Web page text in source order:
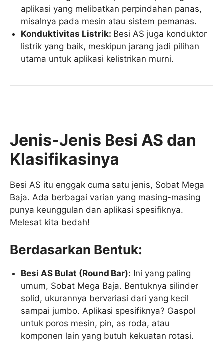
aplikasi yang melibatkan perpindahan panas,
misalnya pada mesin atau sistem pemanas.
Konduktivitas Listrik: Besi AS juga konduktor
listrik yang baik, meskipun jarang jadi pilihan
utama untuk aplikasi kelistrikan murni.
Jenis-Jenis Besi AS dan
Klasifikasinya
Besi AS itu enggak cuma satu jenis, Sobat Mega
Baja. Ada berbagai varian yang masing-masing
punya keunggulan dan aplikasi spesifiknya.
Melesat kita bedah!
Berdasarkan Bentuk:
Besi AS Bulat (Round Bar): Ini yang paling
umum, Sobat Mega Baja. Bentuknya silinder
solid, ukurannya bervariasi dari yang kecil
sampai jumbo. Aplikasi spesifiknya? Gaspol
untuk poros mesin, pin, as roda, atau
komponen lain yang butuh kekuatan rotasi.